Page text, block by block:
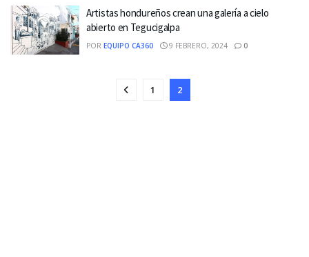
Artistas hondureños crean una galería a cielo
abierto en Tegucigalpa
POR EQUIPO CA360 9 FEBRERO, 2024 0
1 2